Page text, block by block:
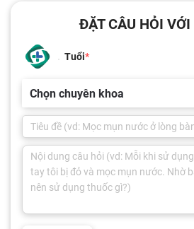
ĐẶT CÂU HỎI
Tuổi
Chọn chuyên khoa